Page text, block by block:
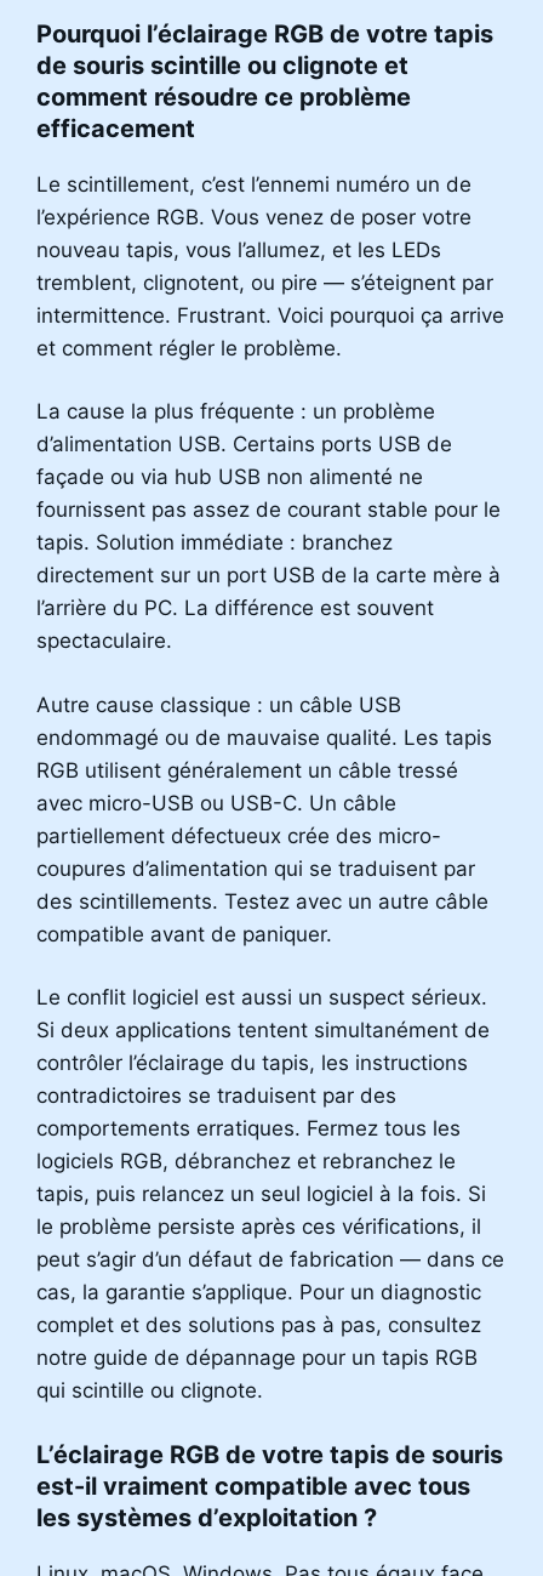
Pourquoi l’éclairage RGB de votre tapis
de souris scintille ou clignote et
comment résoudre ce problème
efficacement
Le scintillement, c’est l’ennemi numéro un de
l’expérience RGB. Vous venez de poser votre
nouveau tapis, vous l’allumez, et les LEDs
tremblent, clignotent, ou pire — s’éteignent par
intermittence. Frustrant. Voici pourquoi ça arrive
et comment régler le problème.
La cause la plus fréquente : un problème
d’alimentation USB. Certains ports USB de
façade ou via hub USB non alimenté ne
fournissent pas assez de courant stable pour le
tapis. Solution immédiate : branchez
directement sur un port USB de la carte mère à
l’arrière du PC. La différence est souvent
spectaculaire.
Autre cause classique : un câble USB
endommagé ou de mauvaise qualité. Les tapis
RGB utilisent généralement un câble tressé
avec micro-USB ou USB-C. Un câble
partiellement défectueux crée des micro-
coupures d’alimentation qui se traduisent par
des scintillements. Testez avec un autre câble
compatible avant de paniquer.
Le conflit logiciel est aussi un suspect sérieux.
Si deux applications tentent simultanément de
contrôler l’éclairage du tapis, les instructions
contradictoires se traduisent par des
comportements erratiques. Fermez tous les
logiciels RGB, débranchez et rebranchez le
tapis, puis relancez un seul logiciel à la fois. Si
le problème persiste après ces vérifications, il
peut s’agir d’un défaut de fabrication — dans ce
cas, la garantie s’applique. Pour un diagnostic
complet et des solutions pas à pas, consultez
notre guide de dépannage pour un tapis RGB
qui scintille ou clignote.
L’éclairage RGB de votre tapis de souris
est-il vraiment compatible avec tous
les systèmes d’exploitation ?